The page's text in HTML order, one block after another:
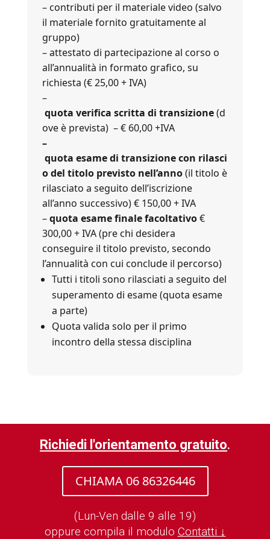
– contributi per il materiale video (salvo
il materiale fornito gratuitamente al
gruppo)
– attestato di partecipazione al corso o
all’annualità in formato grafico, su
richiesta (€ 25,00 + IVA)
–
quota verifica scritta di transizione(d
ove è prevista) – € 60,00 +IVA
–
quota esame di transizione con rilasci
o del titolo previsto nell’anno(il titolo è
rilasciato a seguito dell’iscrizione
all’anno successivo) € 150,00 + IVA
–quota esame finale facoltativo€
300,00 + IVA (pre chi desidera
conseguire il titolo previsto, secondo
l’annualità con cui conclude il percorso)
Tutti i titoli sono rilasciati a seguito del
superamento di esame (quota esame
a parte)
Quota valida solo per il primo
incontro della stessa disciplina
Richiedi l'orientamento gratuito.
CHIAMA 06 86326446
(Lun-Ven dalle 9 alle 19)
oppure compila il modulo Contatti ↓